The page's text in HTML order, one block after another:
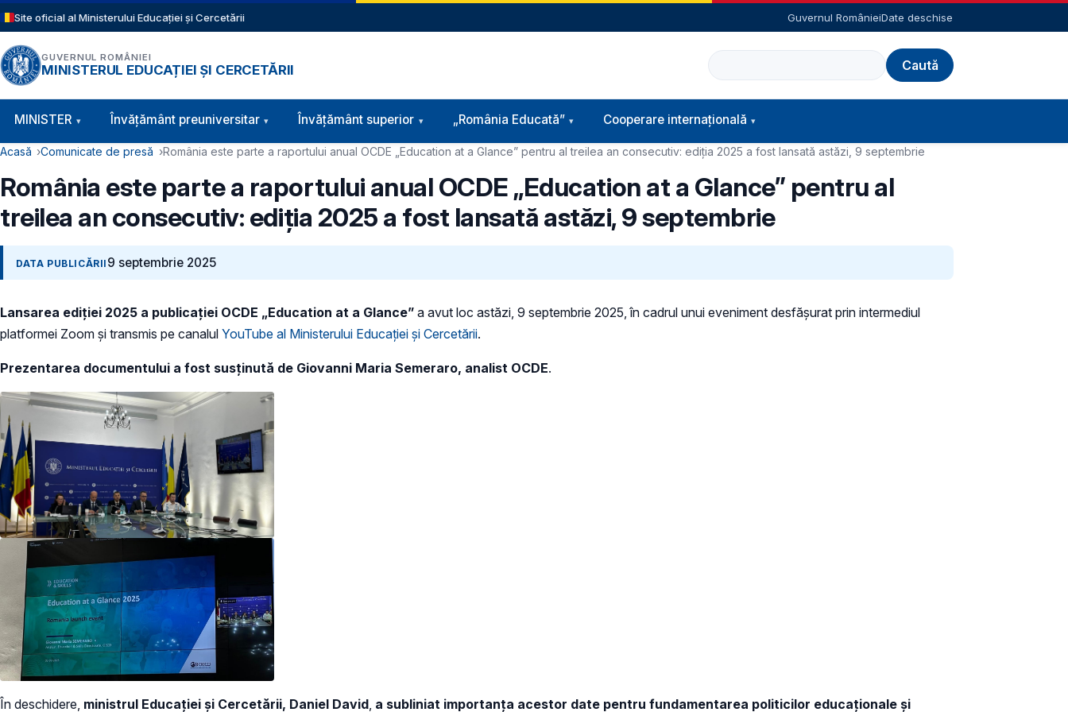
Sari la conținutul principal
Site oficial al Ministerului Educației și Cercetării Guvernul RomânieiDate deschise
GUVERNUL ROMÂNIEI
MINISTERUL EDUCAȚIEI ȘI CERCETĂRII
Caută
Navigație principală
MINISTER Învăţământ preuniversitar Învățământ superior „România Educată” Cooperare internațională
Cale de navigare
Acasă Comunicate de presă România este parte a raportului anual OCDE „Education at a Glance” pentru al treilea an consecutiv: ediția 2025 a fost lansată astăzi, 9 septembrie
România este parte a raportului anual OCDE „Education at a Glance” pentru al
treilea an consecutiv: ediția 2025 a fost lansată astăzi, 9 septembrie
DATA PUBLICĂRII 9 septembrie 2025
Lansarea ediției 2025 a publicației OCDE „Education at a Glance” a avut loc astăzi, 9 septembrie 2025, în cadrul unui eveniment desfășurat prin intermediul
platformei Zoom și transmis pe canalul YouTube al Ministerului Educației și Cercetării.
Prezentarea documentului a fost susținută de Giovanni Maria Semeraro, analist OCDE.
În deschidere, ministrul Educației și Cercetării, Daniel David a subliniat importanța acestor date pentru fundamentarea politicilor educaționale și